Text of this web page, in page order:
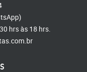
hrs às 18 hrs.